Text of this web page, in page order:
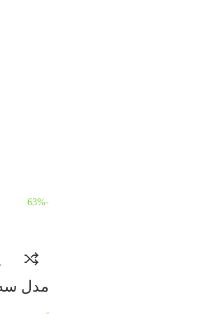
-63%
مدل